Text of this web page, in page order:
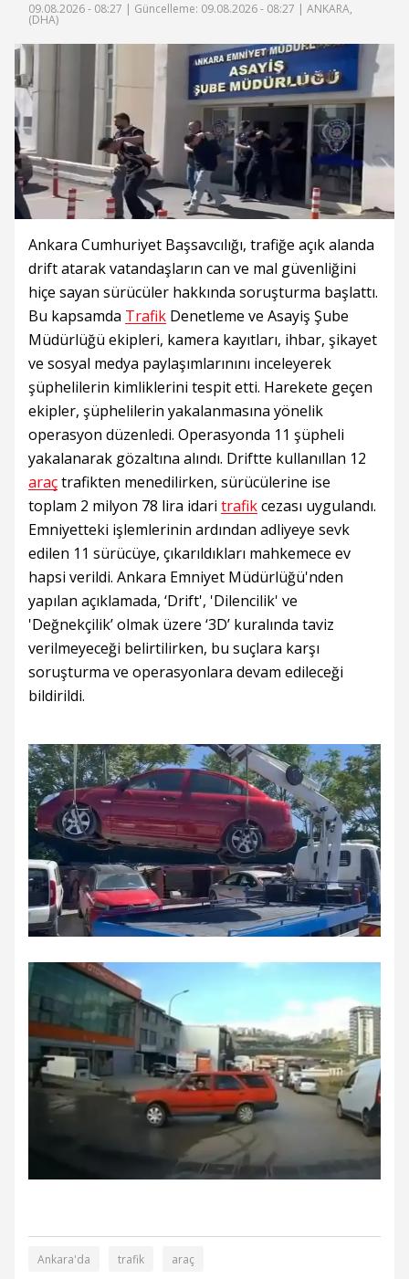
09.08.2026 - 08:27 | Güncelleme: 09.08.2026 - 08:27 | ANKARA,
(DHA)
Ankara Cumhuriyet Başsavcılığı, trafiğe açık alanda
drift atarak vatandaşların can ve mal güvenliğini
hiçe sayan sürücüler hakkında soruşturma başlattı.
Bu kapsamda Trafik Denetleme ve Asayiş Şube
Müdürlüğü ekipleri, kamera kayıtları, ihbar, şikayet
ve sosyal medya paylaşımlarınını inceleyerek
şüphelilerin kimliklerini tespit etti. Harekete geçen
ekipler, şüphelilerin yakalanmasına yönelik
operasyon düzenledi. Operasyonda 11 şüpheli
yakalanarak gözaltına alındı. Driftte kullanıllan 12
araçtrafikten menedilirken, sürücülerine ise
toplam 2 milyon 78 lira idari trafikcezası uygulandı.
Emniyetteki işlemlerinin ardından adliyeye sevk
edilen 11 sürücüye, çıkarıldıkları mahkemece ev
hapsi verildi. Ankara Emniyet Müdürlüğü'nden
yapılan açıklamada, ‘Drift', 'Dilencilik' ve
'Değnekçilik’ olmak üzere ‘3D’ kuralında taviz
verilmeyeceği belirtilirken, bu suçlara karşı
soruşturma ve operasyonlara devam edileceği
bildirildi.
Ankara'da trafik araç